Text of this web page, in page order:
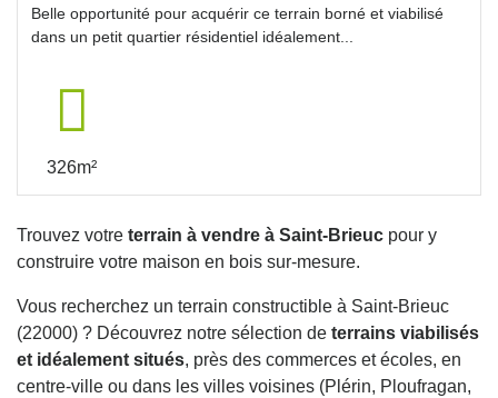
Belle opportunité pour acquérir ce terrain borné et viabilisé
dans un petit quartier résidentiel idéalement...
326m²
Trouvez votre terrain à vendre à Saint-Brieuc pour y
construire votre maison en bois sur-mesure.
Vous recherchez un terrain constructible à Saint-Brieuc
(22000) ? Découvrez notre sélection de terrains viabilisés
et idéalement situés, près des commerces et écoles, en
centre-ville ou dans les villes voisines (Plérin, Ploufragan,